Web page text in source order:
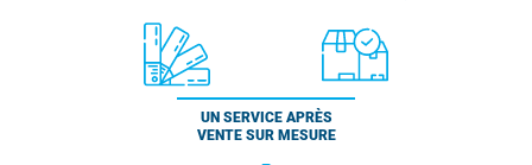
UN SERVICE APRÈS
VENTE SUR MESURE